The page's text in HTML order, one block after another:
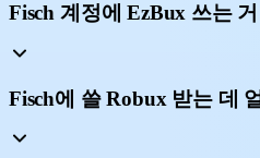
Fisch 계정에 EzBux 쓰는
Fisch에 쓸 Robux 받는 데